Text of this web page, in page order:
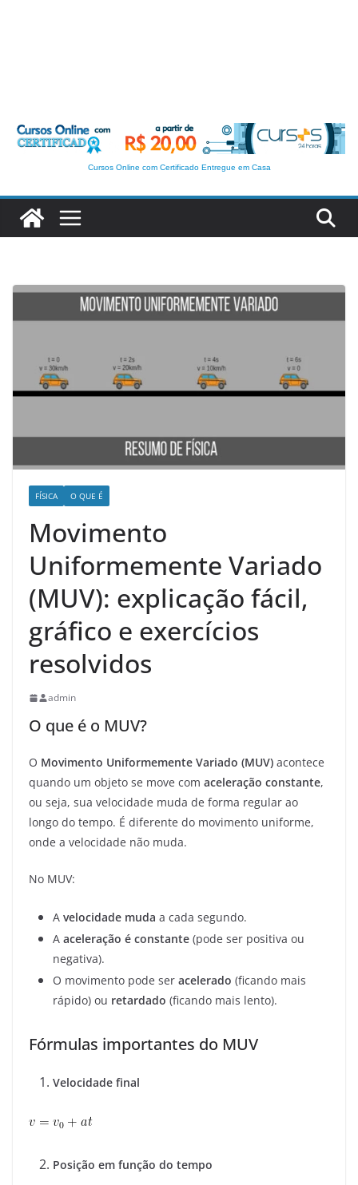
Cursos Online com Certificado Entregue em Casa
FÍSICA O QUE É
Movimento
Uniformemente Variado
(MUV): explicação fácil,
gráfico e exercícios
resolvidos
admin
O que é o MUV?
O Movimento Uniformemente Variado (MUV) acontece
quando um objeto se move com aceleração constante,
ou seja, sua velocidade muda de forma regular ao
longo do tempo. É diferente do movimento uniforme,
onde a velocidade não muda.
No MUV:
A velocidade muda a cada segundo.
A aceleração é constante (pode ser positiva ou
negativa).
O movimento pode ser acelerado (ficando mais
rápido) ou retardado (ficando mais lento).
Fórmulas importantes do MUV
Velocidade final
Posição em função do tempo